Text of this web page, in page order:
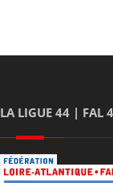
LA LIGUE 44 | FAL